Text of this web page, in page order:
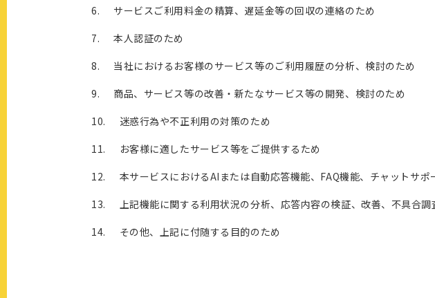
サービスご利用料金の精算、遅延金等の回収の連絡のため
本人認証のため
当社におけるお客様のサービス等のご利用履歴の分析、検討のため
商品、サービス等の改善・新たなサービス等の開発、検討のため
迷惑行為や不正利用の対策のため
お客様に適したサービス等をご提供するため
本サービスにおけるAIまたは自動応答機能、FAQ機能、チャットサポ
上記機能に関する利用状況の分析、応答内容の検証、改善、不具合
その他、上記に付随する目的のため